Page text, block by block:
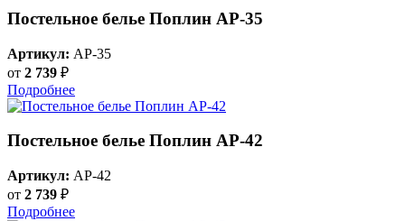
Постельное белье Поплин AP-35
Артикул: AP-35
от 2 739 ₽
Подробнее
Постельное белье Поплин AP-42
Артикул: AP-42
от 2 739 ₽
Подробнее